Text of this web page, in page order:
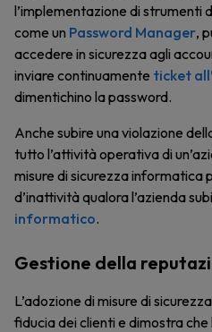
l’implementazione di strumenti
come un Password Manager,
accedere in sicurezza agli
inviare continuamente ticket
dimentichino la password.
Anche subire una violazione
tutto l’attività operativa di
misure di sicurezza informatica
d’inattività qualora l’azienda
informatico.
Gestione della
L’adozione di misure di
fiducia dei clienti e dimostra